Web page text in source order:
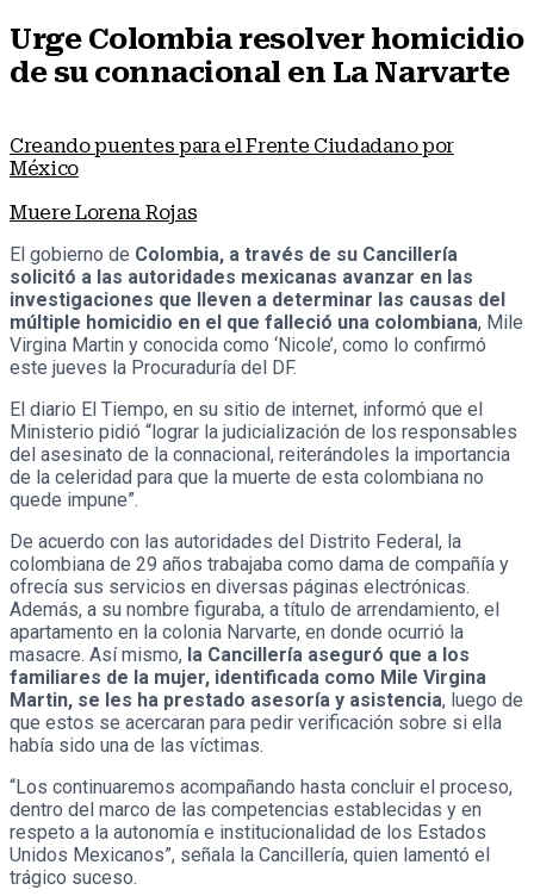
Urge Colombia resolver homicidio
de su connacional en La Narvarte
Creando puentes para el Frente Ciudadano por
México
Muere Lorena Rojas
El gobierno de Colombia, a través de su Cancillería
solicitó a las autoridades mexicanas avanzar en las
investigaciones que lleven a determinar las causas del
múltiple homicidio en el que falleció una colombiana, Mile
Virgina Martin y conocida como ‘Nicole’, como lo confirmó
este jueves la Procuraduría del DF.
El diario El Tiempo, en su sitio de internet, informó que el
Ministerio pidió “lograr la judicialización de los responsables
del asesinato de la connacional, reiterándoles la importancia
de la celeridad para que la muerte de esta colombiana no
quede impune”.
De acuerdo con las autoridades del Distrito Federal, la
colombiana de 29 años trabajaba como dama de compañía y
ofrecía sus servicios en diversas páginas electrónicas.
Además, a su nombre figuraba, a título de arrendamiento, el
apartamento en la colonia Narvarte, en donde ocurrió la
masacre. Así mismo, la Cancillería aseguró que a los
familiares de la mujer, identificada como Mile Virgina
Martin, se les ha prestado asesoría y asistencia, luego de
que estos se acercaran para pedir verificación sobre si ella
había sido una de las víctimas.
“Los continuaremos acompañando hasta concluir el proceso,
dentro del marco de las competencias establecidas y en
respeto a la autonomía e institucionalidad de los Estados
Unidos Mexicanos”, señala la Cancillería, quien lamentó el
trágico suceso.